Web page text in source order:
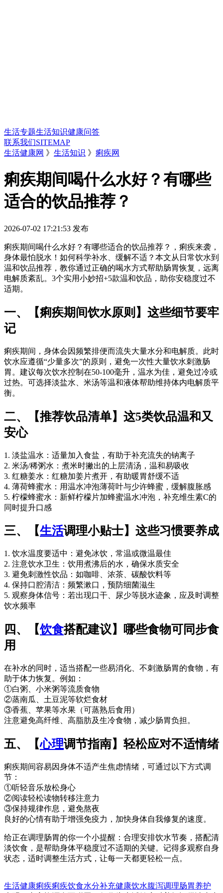
生活专题生活知识健康问答
联系我们SITEMAP
生活健康网 》 生活知识 》 痢疾网
痢疾期间喝什么水好？有哪些
适合的饮品推荐？
2026-07-02 17:21:53 发布
痢疾期间喝什么水好？有哪些适合的饮品推荐？，痢疾来袭，
身体最怕脱水！如何科学补水、缓解不适？本文从日常饮水到
温和饮品推荐，教你通过正确的喝水方式帮助肠胃恢复，远离
电解质紊乱。3个实用小妙招+5款温和饮品，助你安稳度过不
适期。
一、【痢疾期间饮水原则】这些细节要牢
记
痢疾期间，身体会因频繁排便而流失大量水分和电解质。此时
饮水应遵循“少量多次”的原则，避免一次性大量饮水刺激肠
胃。建议每次饮水控制在50-100毫升，温水为佳，避免过冷或
过热。可选择淡盐水、米汤等温和液体帮助维持体内电解质平
衡。
二、【推荐饮品清单】这5类饮品温和又
安心
1. 淡盐温水：适量加入食盐，有助于补充流失的钠离子
2. 米汤/稀粥水：煮米时撇出的上层清汤，温和易吸收
3. 红糖姜水：红糖加姜片煮开，有助暖胃舒缓不适
4. 薄荷蜂蜜水：用温水冲泡薄荷叶与少许蜂蜜，缓解腹胀感
5. 柠檬蜂蜜水：新鲜柠檬片加蜂蜜温水冲泡，补充维生素C的
同时提升口感
三、【生活调理小贴士】这些习惯要养成
1. 饮水温度要适中：避免冰饮，常温或微温最佳
2. 注意饮水卫生：饮用煮沸后的水，确保水质安全
3. 避免刺激性饮品：如咖啡、浓茶、碳酸饮料等
4. 保持口腔清洁：频繁漱口，预防细菌滋生
5. 观察身体信号：若出现口干、尿少等脱水迹象，应及时调整
饮水频率
四、【饮食搭配建议】哪些食物可同步食
用
在补水的同时，适当搭配一些易消化、不刺激肠胃的食物，有
助于体力恢复。例如：
①白粥、小米粥等流质食物
②蒸南瓜、土豆泥等软烂食材
③香蕉、苹果等水果（可蒸熟后食用）
注意避免高纤维、高脂肪及生冷食物，减少肠胃负担。
五、【心理调节指南】轻松应对不适情绪
痢疾期间容易因身体不适产生焦虑情绪，可通过以下方式调
节：
①听轻音乐放松身心
②阅读轻松读物转移注意力
③保持规律作息，避免熬夜
良好的心情有助于增强免疫力，加快身体自我修复的速度。
给正在调理肠胃的你一个小提醒：合理安排饮水节奏，搭配清
淡饮食，是帮助身体平稳度过不适期的关键。记得多观察自身
状态，适时调整生活方式，让每一天都更轻松一点。
生活健康痢疾痢疾饮食水分补充健康饮水腹泻调理肠胃养护